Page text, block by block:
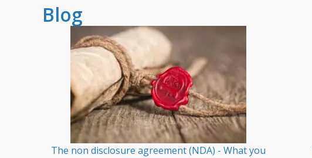
Blog
The non disclosure agreement (NDA) - What you